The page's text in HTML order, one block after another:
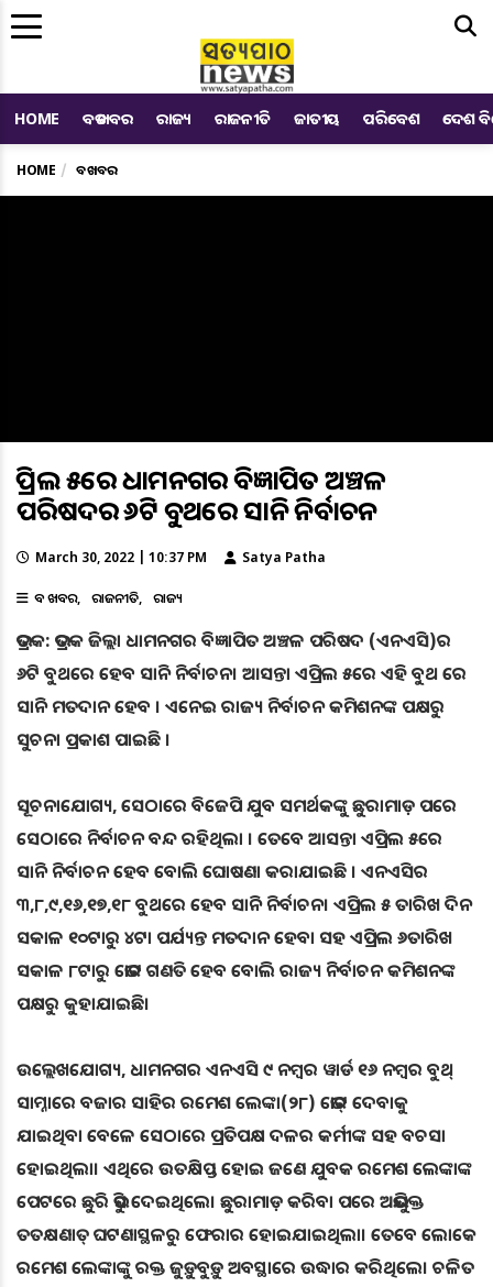
HOME ବଡ ଖବର ରାଜ୍ୟ ରାଜନୀତି ଜାତୀୟ ପରିବେଶ ଦେଶ
HOME ବଡ ଖବର
ଏପ୍ରିଲ ୫ରେ ଧାମନଗର ବିଜ୍ଞାପିତ ଅଞ୍ଚଳ
ପରିଷଦର ୬ଟି ବୁଥରେ ସାନି ନିର୍ବାଚନ
March 30, 2022 | 10:37 PM Satya Patha
ବଡ ଖବର ରାଜନୀତି ରାଜ୍ୟ
ଭଦ୍ରକ: ଭଦ୍ରକ ଜିଲ୍ଲା ଧାମନଗର ବିଜ୍ଞାପିତ ଅଞ୍ଚଳ ପରିଷଦ (ଏନଏସି)ର
୬ଟି ବୁଥରେ ହେବ ସାନି ନିର୍ବାଚନ। ଆସନ୍ତା ଏପ୍ରିଲ ୫ରେ ଏହି ବୁଥ ରେ
ସାନି ମତଦାନ ହେବ । ଏନେଇ ରାଜ୍ୟ ନିର୍ବାଚନ କମିଶନଙ୍କ ପକ୍ଷରୁ
ସୁଚନା ପ୍ରକାଶ ପାଇଛି ।
ସୂଚନାଯୋଗ୍ୟ, ସେଠାରେ ବିଜେପି ଯୁବ ସମର୍ଥକଙ୍କୁ ଛୁରାମାଡ଼ ପରେ
ସେଠାରେ ନିର୍ବାଚନ ବନ୍ଦ ରହିଥିଲା । ତେବେ ଆସନ୍ତା ଏପ୍ରିଲ ୫ରେ
ସାନି ନିର୍ବାଚନ ହେବ ବୋଲି ଘୋଷଣା କରାଯାଇଛି । ଏନଏସିର
୩,୮,୯,୧୬,୧୭,୧୮ ବୁଥରେ ହେବ ସାନି ନିର୍ବାଚନ। ଏପ୍ରିଲ ୫ ତାରିଖ ଦିନ
ସକାଳ ୧୦ଟାରୁ ୪ଟା ପର୍ଯ୍ୟନ୍ତ ମତଦାନ ହେବା ସହ ଏପ୍ରିଲ ୬ତାରିଖ
ସକାଳ ୮ଟାରୁ ଭୋଟ ଗଣତି ହେବ ବୋଲି ରାଜ୍ୟ ନିର୍ବାଚନ କମିଶନଙ୍କ
ପକ୍ଷରୁ କୁହାଯାଇଛି।
ଉଲ୍ଲେଖଯୋଗ୍ୟ, ଧାମନଗର ଏନଏସି ୯ ନମ୍ବର ୱାର୍ଡ ୧୬ ନମ୍ବର ବୁଥ୍
ସାମ୍ନାରେ ବଜାର ସାହିର ରମେଶ ଲେଙ୍କା(୨୮) ଭୋଟ୍ ଦେବାକୁ
ଯାଇଥିବା ବେଳେ ସେଠାରେ ପ୍ରତିପକ୍ଷ ଦଳର କର୍ମୀଙ୍କ ସହ ବଚସା
ହୋଇଥିଲା। ଏଥିରେ ଉତକ୍ଷିପ୍ତ ହୋଇ ଜଣେ ଯୁବକ ରମେଶ ଲେଙ୍କାଙ୍କ
ପେଟରେ ଛୁରି ଭୁସି ଦେଇଥିଲେ। ଛୁରାମାଡ଼ କରିବା ପରେ ଅଭିଯୁକ୍ତ
ତତକ୍ଷଣାତ୍ ଘଟଣାସ୍ଥଳରୁ ଫେରାର ହୋଇଯାଇଥିଲା। ତେବେ ଲୋକେ
ରମେଶ ଲେଙ୍କାଙ୍କୁ ରକ୍ତ ଜୁଡ଼ୁବୁଡ଼ୁ ଅବସ୍ଥାରେ ଉଦ୍ଧାର କରିଥିଲେ। ଚଳିତ